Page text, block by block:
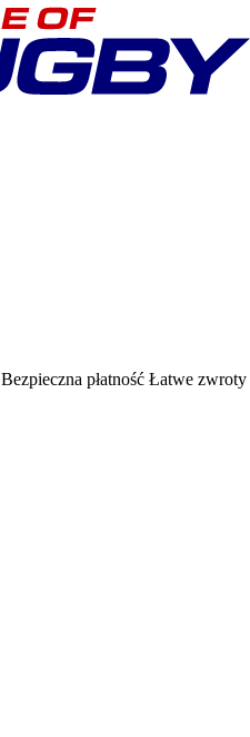
Bezpieczna płatność Łatwe zwroty